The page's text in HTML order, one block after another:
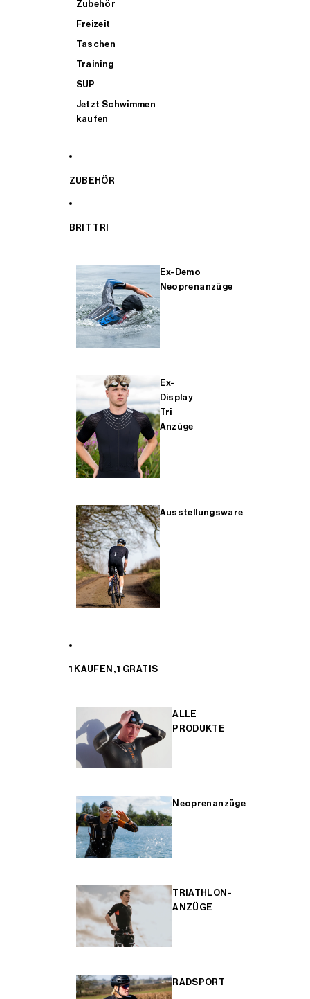
Zubehör
Freizeit
Taschen
Training
SUP
Jetzt Schwimmen
kaufen
ZUBEHÖR
BRIT TRI
Ex-Demo
Neoprenanzüge
Ex-
Display
Tri
Anzüge
Ausstellungsware
1 KAUFEN, 1 GRATIS
ALLE
PRODUKTE
Neoprenanzüge
TRIATHLON-
ANZÜGE
RADSPORT